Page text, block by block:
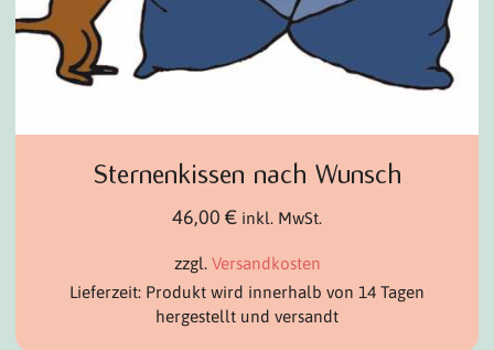
Sternenkissen nach Wunsch
46,00 € inkl. MwSt.
zzgl. Versandkosten
Lieferzeit: Produkt wird innerhalb von 14 Tagen
hergestellt und versandt